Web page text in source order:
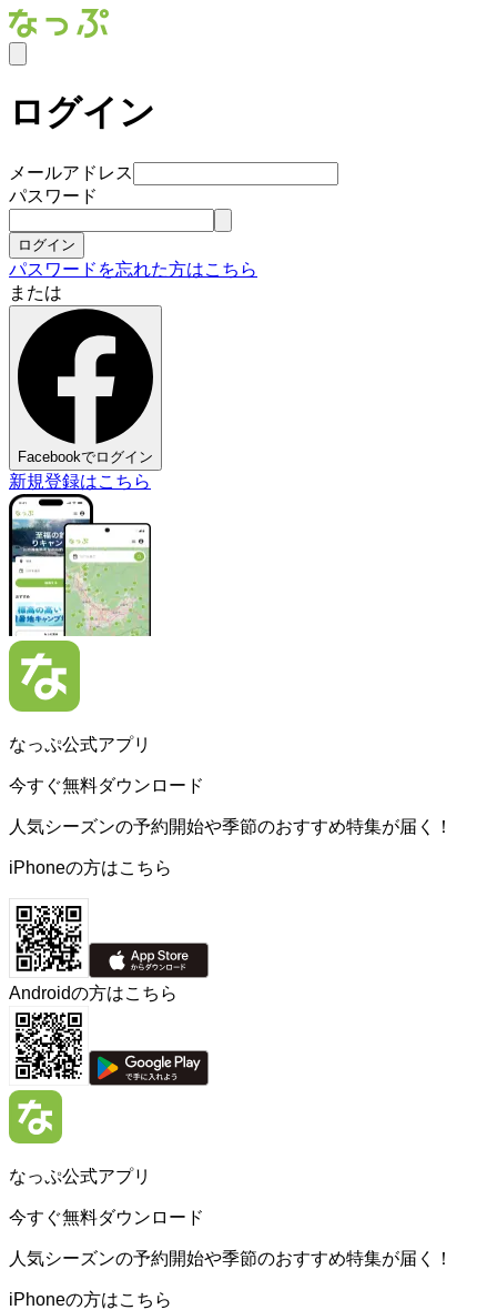
ログイン
メールアドレス
パスワード
ログイン
パスワードを忘れた方はこちら
または
Facebookでログイン
新規登録はこちら
なっぷ公式アプリ
今すぐ無料ダウンロード
人気シーズンの予約開始や季節のおすすめ特集が届く！
iPhoneの方はこちら
Androidの方はこちら
なっぷ公式アプリ
今すぐ無料ダウンロード
人気シーズンの予約開始や季節のおすすめ特集が届く！
iPhoneの方はこちら